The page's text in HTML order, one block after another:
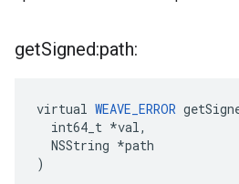
getSigned:path:
virtual WEAVE_ERROR
  int64_t *val,
  NSString *path
)